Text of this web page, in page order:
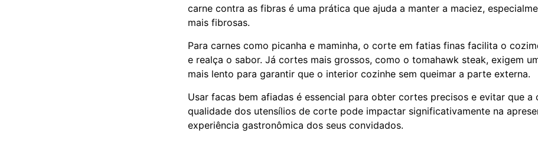
carne contra as fibras é uma prática que ajuda a manter a maciez,
mais fibrosas.
Para carnes como picanha e maminha, o corte em fatias finas facilita o
e realça o sabor. Já cortes mais grossos, como o tomahawk steak, exigem
mais lento para garantir que o interior cozinhe sem queimar a parte externa.
Usar facas bem afiadas é essencial para obter cortes precisos e evitar que a
qualidade dos utensílios de corte pode impactar significativamente na
experiência gastronômica dos seus convidados.